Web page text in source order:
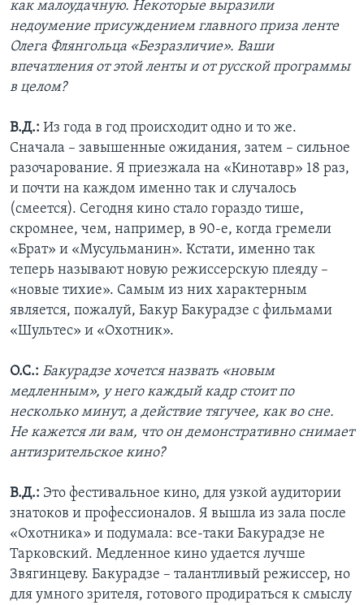
как малоудачную. Некоторые выразили
недоумение присуждением главного приза ленте
Олега Флянгольца «Безразличие». Ваши
впечатления от этой ленты и от русской программы
в целом?
В.Д.: Из года в год происходит одно и то же.
Сначала – завышенные ожидания, затем – сильное
разочарование. Я приезжала на «Кинотавр» 18 раз,
и почти на каждом именно так и случалось
(смеется). Сегодня кино стало гораздо тише,
скромнее, чем, например, в 90-е, когда гремели
«Брат» и «Мусульманин». Кстати, именно так
теперь называют новую режиссерскую плеяду –
«новые тихие». Самым из них характерным
является, пожалуй, Бакур Бакурадзе с фильмами
«Шультес» и «Охотник».
О.С.: Бакурадзе хочется назвать «новым
медленным», у него каждый кадр стоит по
несколько минут, а действие тягучее, как во сне.
Не кажется ли вам, что он демонстративно снимает
антизрительское кино?
В.Д.: Это фестивальное кино, для узкой аудитории
знатоков и профессионалов. Я вышла из зала после
«Охотника» и подумала: все-таки Бакурадзе не
Тарковский. Медленное кино удается лучше
Звягинцеву. Бакурадзе – талантливый режиссер, но
для умного зрителя, готового продираться к смыслу